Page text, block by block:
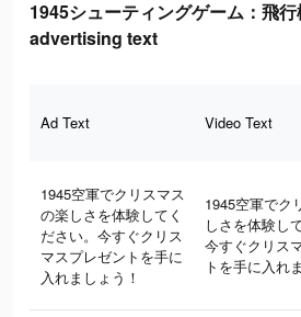
1945シューティングゲーム：飛
advertising text
Ad Text Video Text
1945空軍でクリスマス
の楽しさを体験してく
ださい。今すぐクリス
マスプレゼントを手に
入れましょう！
1945空軍でク
しさを体験し
今すぐクリス
トを手に入れ